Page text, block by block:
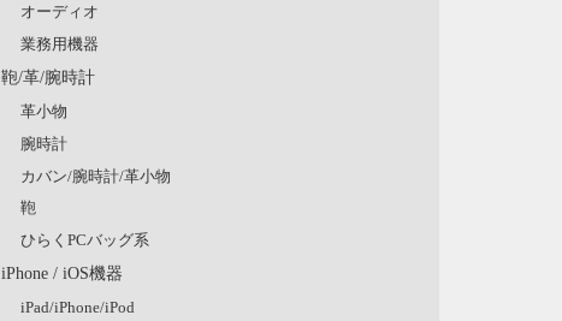
オーディオ
業務用機器
鞄/革/腕時計
革小物
腕時計
カバン/腕時計/革小物
鞄
ひらくPCバッグ系
iPhone / iOS機器
iPad/iPhone/iPod